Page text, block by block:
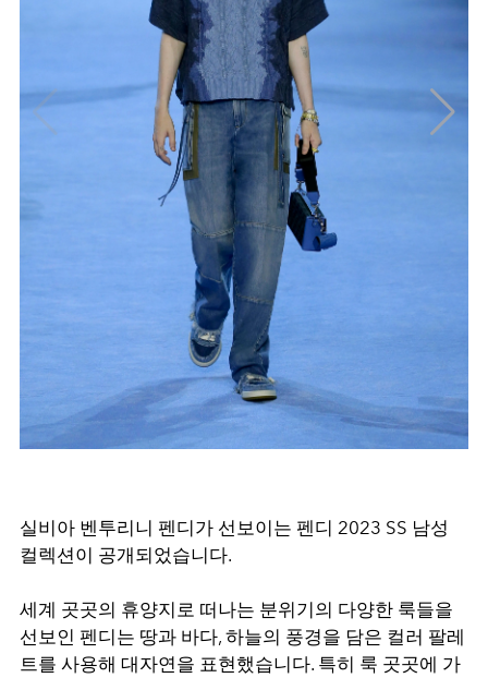
실비아 벤투리니 펜디가 선보이는 펜디 2023 SS 남성
컬렉션이 공개되었습니다.
세계 곳곳의 휴양지로 떠나는 분위기의 다양한 룩들을
선보인 펜디는 땅과 바다, 하늘의 풍경을 담은 컬러 팔레
트를 사용해 대자연을 표현했습니다. 특히 룩 곳곳에 가